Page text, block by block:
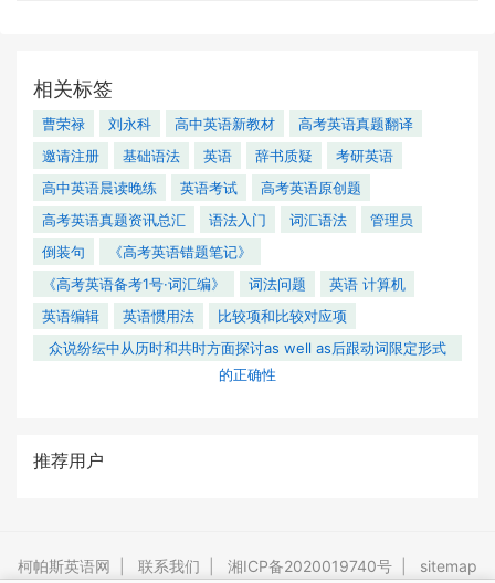
相关标签
曹荣禄 刘永科 高中英语新教材
高考英语真题翻译
邀请注册
基础语法 英语 辞书质疑
考研英语
高中英语晨读晚练
英语考试
高考英语原创题
高考英语真题资讯总汇
语法入门 词汇语法
管理员
倒装句
《高考英语错题笔记》
《高考英语备考1号·词汇编》
词法问题
英语 计算机
英语编辑
英语惯用法
比较项和比较对应项
众说纷纭中从历时和共时方面探讨as well as后跟动词限定形式
的正确性
推荐用户
柯帕斯英语网 联系我们 湘ICP备2020019740号 sitemap